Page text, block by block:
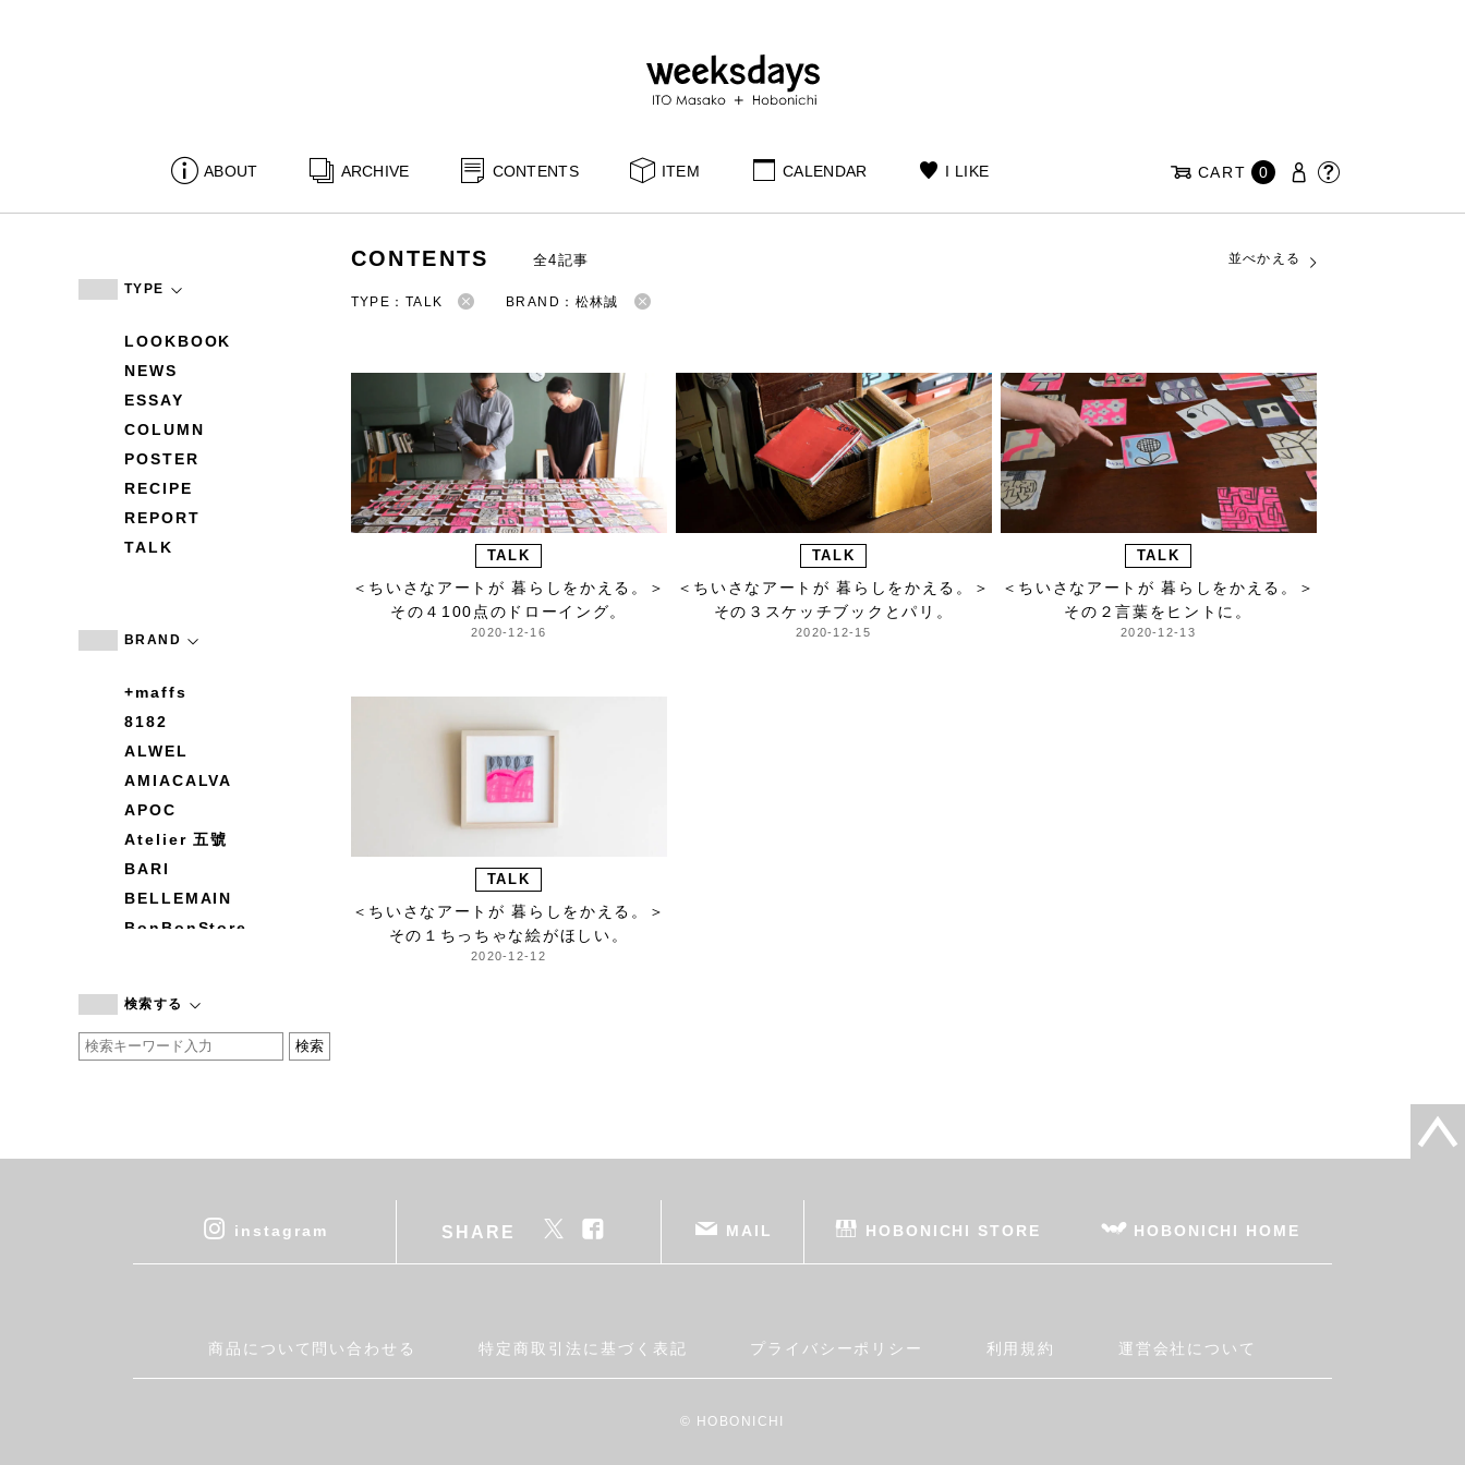
ABOUT ARCHIVE CONTENTS ITEM CALENDAR I LIKE CART 0
TYPE
LOOKBOOK
NEWS
ESSAY
COLUMN
POSTER
RECIPE
REPORT
TALK
BRAND
+maffs
8182
ALWEL
AMIACALVA
APOC
Atelier 五號
BARI
BELLEMAIN
BonBonStore
by basics
CATWORTH
cohan
DEAN & DELUCA
Fatima Morocco
検索する
CONTENTS 全4記事 並べかえる
TYPE：TALK BRAND：松林誠
TALK
＜ちいさなアートが 暮らしをかえる。＞
その４100点のドローイング。
2020-12-16
TALK
＜ちいさなアートが 暮らしをかえる。＞
その３スケッチブックとパリ。
2020-12-15
TALK
＜ちいさなアートが 暮らしをかえる。＞
その２言葉をヒントに。
2020-12-13
TALK
＜ちいさなアートが 暮らしをかえる。＞
その１ちっちゃな絵がほしい。
2020-12-12
instagram SHARE MAIL HOBONICHI STORE HOBONICHI HOME
商品について問い合わせる 特定商取引法に基づく表記 プライバシーポリシー 利用規約 運営会社について
© HOBONICHI